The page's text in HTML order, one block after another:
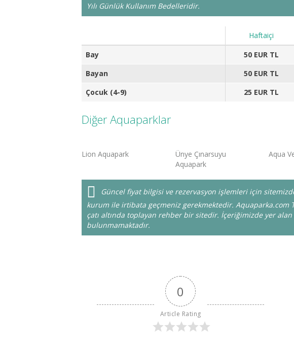
Yılı Günlük Kullanım Bedelleridir.
Haftaiçi
Bay
50 EUR TL
Bayan
50 EUR TL
Çocuk (4-9)
25 EUR TL
Diğer Aquaparklar
Lion Aquapark
Ünye Çınarsuyu
Aquapark
Aqua
Güncel fiyat bilgisi ve rezervasyon işlemleri için
kurum ile irtibata geçmeniz gerekmektedir. Aquaparka.com
çatı altında toplayan rehber bir sitedir. İçeriğimizde yer
bulunmamaktadır.
0
Article Rating